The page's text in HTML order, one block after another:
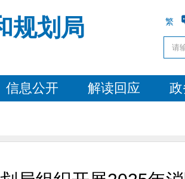
规划局 繁
信息公开 解读回应